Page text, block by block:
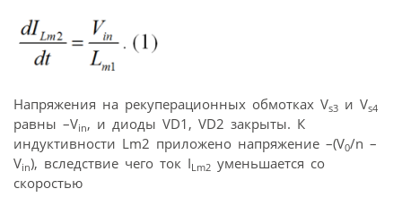
Напряжения на рекуперационных обмотках Vs3 и Vs4
равны –Vin, и диоды VD1, VD2 закрыты. К
индуктивности Lm2 приложено напряжение –(V0/n –
Vin), вследствие чего ток ILm2 уменьшается со
скоростью